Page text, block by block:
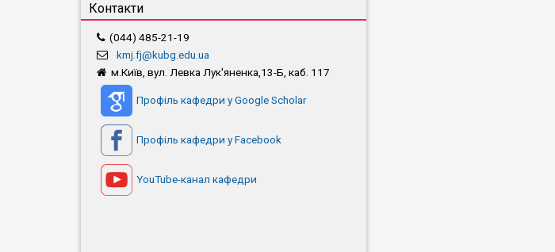
Контакти
(044) 485-21-19
kmj.fj@kubg.edu.ua
м.Київ, вул. Левка Лук'яненка,13-Б, каб. 117
Профіль кафедри у Google Scholar
Профіль кафедри у Facebook
YouTube-канал кафедри